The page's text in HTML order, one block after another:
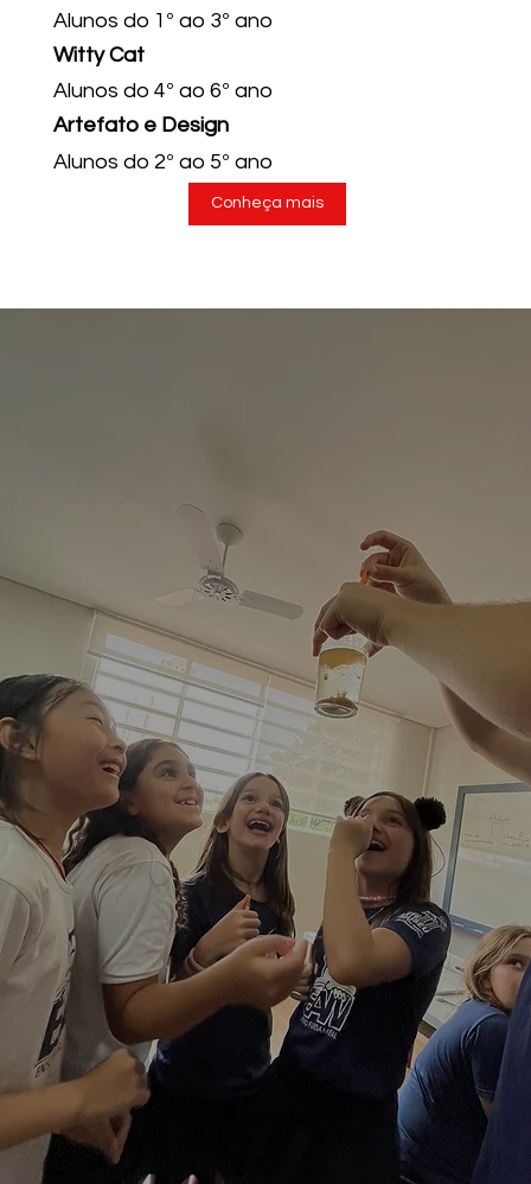
Alunos do 1º ao 3º ano
Witty Cat
Alunos do 4º ao 6º ano
Artefato e Design
Alunos do 2º ao 5º ano
Conheça mais